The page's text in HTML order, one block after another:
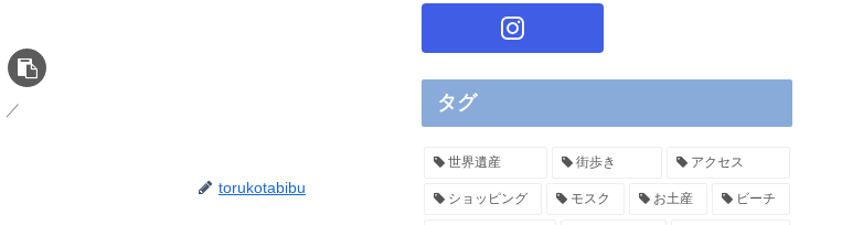
torukotabibu
タグ
世界遺産 街歩き アクセス
ショッピング モスク お土産 ビーチ